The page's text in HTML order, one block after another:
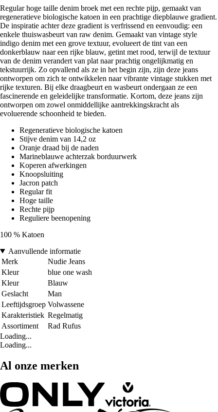
Regular hoge taille denim broek met een rechte pijp, gemaakt van
regeneratieve biologische katoen in een prachtige diepblauwe gradient.
De inspiratie achter deze gradient is verfrissend en eenvoudig: een
enkele thuiswasbeurt van raw denim. Gemaakt van vintage style
indigo denim met een grove textuur, evolueert de tint van een
donkerblauw naar een rijke blauw, getint met rood, terwijl de textuur
van de denim verandert van plat naar prachtig ongelijkmatig en
tekstuurrijk. Zo opvallend als ze in het begin zijn, zijn deze jeans
ontworpen om zich te ontwikkelen naar vibrante vintage stukken met
rijke texturen. Bij elke draagbeurt en wasbeurt ondergaan ze een
fascinerende en geleidelijke transformatie. Kortom, deze jeans zijn
ontworpen om zowel onmiddellijke aantrekkingskracht als
evoluerende schoonheid te bieden.
Regeneratieve biologische katoen
Stijve denim van 14,2 oz
Oranje draad bij de naden
Marineblauwe achterzak borduurwerk
Koperen afwerkingen
Knoopsluiting
Jacron patch
Regular fit
Hoge taille
Rechte pijp
Reguliere beenopening
100 % Katoen
Aanvullende informatie
Merk
Nudie Jeans
Kleur
blue one wash
Kleur
Blauw
Geslacht
Man
Leeftijdsgroep Volwassene
Karakteristiek Regelmatig
Assortiment
Rad Rufus
Loading...
Loading...
Al onze merken